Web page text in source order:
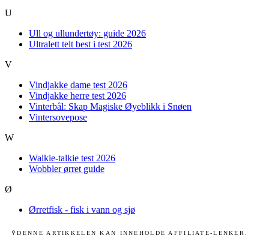
U
Ull og ullundertøy: guide 2026
Ultralett telt best i test 2026
V
Vindjakke dame test 2026
Vindjakke herre test 2026
Vinterbål: Skap Magiske Øyeblikk i Snøen
Vintersovepose
W
Walkie-talkie test 2026
Wobbler ørret guide
Ø
Ørretfisk - fisk i vann og sjø
⚲DENNE ARTIKKELEN KAN INNEHOLDE AFFILIATE-LENKER.